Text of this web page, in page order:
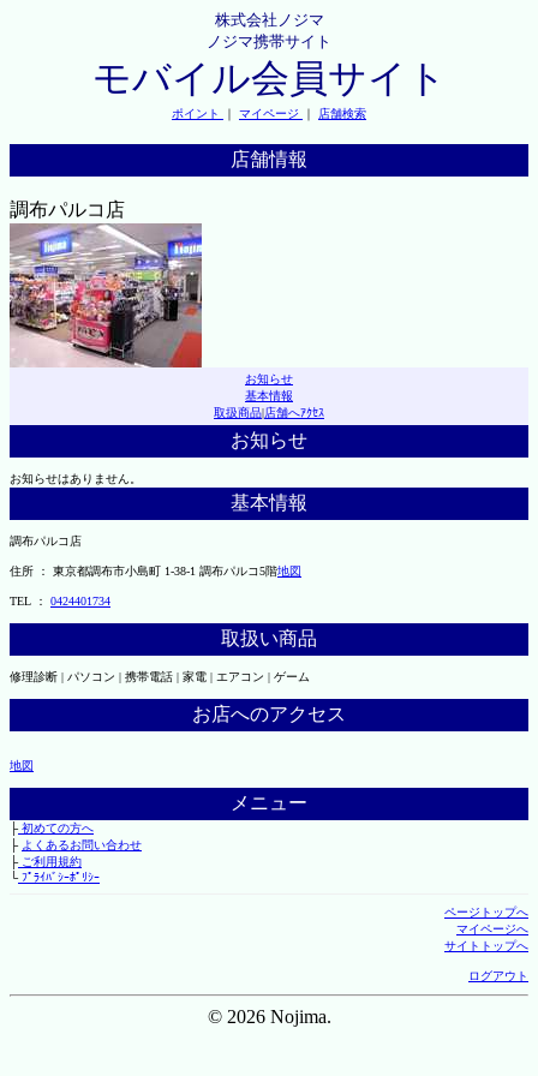
株式会社ノジマ
ノジマ携帯サイト
モバイル会員サイト
ポイント ｜ マイページ ｜ 店舗検索
店舗情報
調布パルコ店
お知らせ
基本情報
取扱商品|店舗へｱｸｾｽ
お知らせ
お知らせはありません。
基本情報
調布パルコ店
住所 ： 東京都調布市小島町 1-38-1 調布パルコ5階地図
TEL ： 0424401734
取扱い商品
修理診断 | パソコン | 携帯電話 | 家電 | エアコン | ゲーム
お店へのアクセス
地図
メニュー
├初めての方へ
├ よくあるお問い合わせ
├ご利用規約
└ﾌﾟﾗｲﾊﾞｼｰﾎﾟﾘｼｰ
ページトップへ
マイページへ
サイトトップへ
ログアウト
© 2026 Nojima.